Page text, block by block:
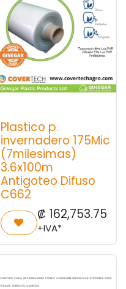
Plastico p.
invernadero 175Mic
(7milesimas)
3.6x100m
Antigoteo Difuso
C662
₡ 162,753.75
+IVA*